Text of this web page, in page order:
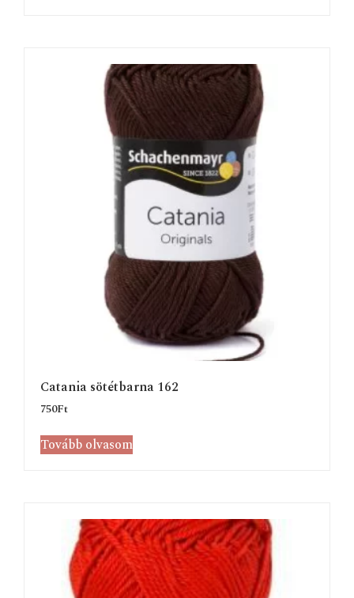
Catania sötétbarna 162
750Ft
Tovább olvasom